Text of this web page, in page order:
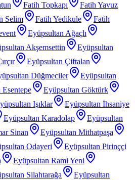
Fatih Topkapı
Fatih Yavuz
Selim Fatih Yedikule
Fatih
Eyüpsultan Ağaçlı
Akşemsettin
Eyüpsultan
Eyüpsultan Çiftalan
Düğmeciler
Eyüpsultan
Eyüpsultan Göktürk
Işıklar
Eyüpsultan İhsaniye
Eyüpsultan Karadolap
Eyüpsultan
Sinan
Eyüpsultan Mithatpaşa
Odayeri
Eyüpsultan Pirinççi
Eyüpsultan Rami Yeni
Silahtarağa
Eyüpsultan